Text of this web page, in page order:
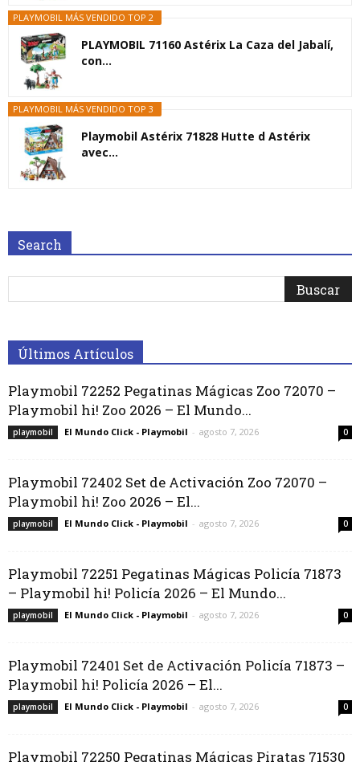
PLAYMOBIL MÁS VENDIDO TOP 2
PLAYMOBIL 71160 Astérix La Caza del Jabalí,
con...
PLAYMOBIL MÁS VENDIDO TOP 3
Playmobil Astérix 71828 Hutte d Astérix
avec...
Search
Últimos Artículos
Playmobil 72252 Pegatinas Mágicas Zoo 72070 –
Playmobil hi! Zoo 2026 – El Mundo...
playmobil El Mundo Click - Playmobil - agosto 7, 2026 0
Playmobil 72402 Set de Activación Zoo 72070 –
Playmobil hi! Zoo 2026 – El...
playmobil El Mundo Click - Playmobil - agosto 7, 2026 0
Playmobil 72251 Pegatinas Mágicas Policía 71873
– Playmobil hi! Policía 2026 – El Mundo...
playmobil El Mundo Click - Playmobil - agosto 7, 2026 0
Playmobil 72401 Set de Activación Policía 71873 –
Playmobil hi! Policía 2026 – El...
playmobil El Mundo Click - Playmobil - agosto 7, 2026 0
Playmobil 72250 Pegatinas Mágicas Piratas 71530